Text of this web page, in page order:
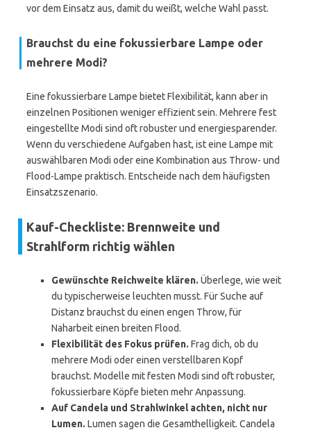
vor dem Einsatz aus, damit du weißt, welche Wahl passt.
Brauchst du eine fokussierbare Lampe oder
mehrere Modi?
Eine fokussierbare Lampe bietet Flexibilität, kann aber in
einzelnen Positionen weniger effizient sein. Mehrere fest
eingestellte Modi sind oft robuster und energiesparender.
Wenn du verschiedene Aufgaben hast, ist eine Lampe mit
auswählbaren Modi oder eine Kombination aus Throw- und
Flood-Lampe praktisch. Entscheide nach dem häufigsten
Einsatzszenario.
Kauf-Checkliste: Brennweite und
Strahlform richtig wählen
Gewünschte Reichweite klären. Überlege, wie weit
du typischerweise leuchten musst. Für Suche auf
Distanz brauchst du einen engen Throw, für
Naharbeit einen breiten Flood.
Flexibilität des Fokus prüfen. Frag dich, ob du
mehrere Modi oder einen verstellbaren Kopf
brauchst. Modelle mit festen Modi sind oft robuster,
fokussierbare Köpfe bieten mehr Anpassung.
Auf Candela und Strahlwinkel achten, nicht nur
Lumen. Lumen sagen die Gesamthelligkeit. Candela